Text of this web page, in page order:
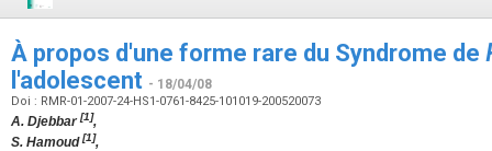
À propos d'une forme rare du Syndrome de
l'adolescent - 18/04/08
Doi : RMR-01-2007-24-HS1-0761-8425-101019-200520073
A. Djebbar[1],
S. Hamoud[1],